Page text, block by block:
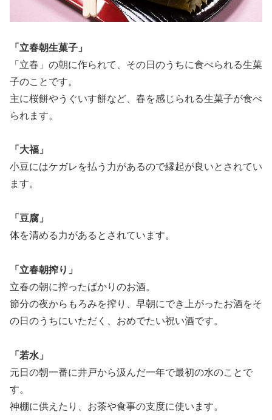
「立春朝生菓子」
「立春」の朝に作られて、その日のうちに食べられる生菓
子のことです。
主に桜餅やうぐいす餅など、春を感じられる生菓子が食べ
られます。
「大福」
小豆にはケガレを払う力があるので縁起が良いとされてい
ます。
「豆腐」
体を清める力があるとされています。
「立春朝搾り」
立春の朝に搾ったばかりのお酒。
節分の夜からもろみを搾り、早朝にでき上がったお酒をそ
の日のうちにいただく、おめでたい祝い酒です。
「若水」
元日の朝一番に井戸から汲んだ一年で最初の水のことで
す。
神棚に供えたり、お茶や食事の支度に使います。